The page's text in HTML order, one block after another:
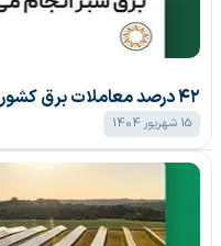
۴۲ درصد معاملات برق کشور در بورس برق سبز انجام می‌شود!
15 شهریور 1404